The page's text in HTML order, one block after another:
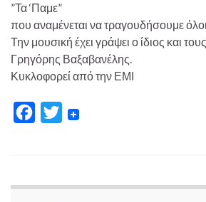
”Τα ‘Παμε”
που αναμένεται να τραγουδήσουμε
Την μουσική έχει γράψει ο ίδιος και
Γρηγόρης Βαξαβανέλης.
Κυκλοφορεί από την ΕΜΙ
T